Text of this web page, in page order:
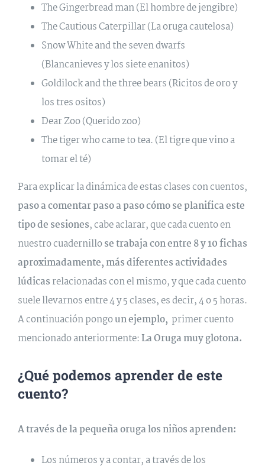
The Gingerbread man (El hombre de jengibre)
The Cautious Caterpillar (La oruga cautelosa)
Snow White and the seven dwarfs
(Blancanieves y los siete enanitos)
Goldilock and the three bears (Ricitos de oro y
los tres ositos)
Dear Zoo (Querido zoo)
The tiger who came to tea. (El tigre que vino a
tomar el té)
Para explicar la dinámica de estas clases con cuentos,
paso a comentar paso a paso cómo se planifica este
tipo de sesiones, cabe aclarar, que cada cuento en
nuestro cuadernillose trabaja con entre 8 y 10 fichas
aproximadamente, más diferentes actividades
lúdicas relacionadas con el mismo, y que cada cuento
suele llevarnos entre 4 y 5 clases, es decir, 4 o 5 horas.
A continuación pongoun ejemplo, primer cuento
mencionado anteriormente:La Oruga muy glotona.
¿Qué podemos aprender de este
cuento?
A través de la pequeña oruga los niños aprenden:
Los números y a contar, a través de los